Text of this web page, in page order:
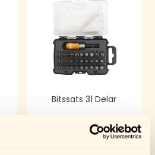
Bitssats 31 Delar
124,00kr